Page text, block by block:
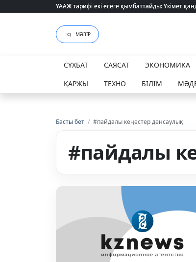
ҮААЖ тарифі екі есеге қымбаттайды: Үкімет
ҮААЖ тарифі екі есеге қымбаттайды: Үкімет
МӘЗІР
СҰХБАТ САЯСАТ ЭКОНОМИКА
ҚАРЖЫ
ТЕХНО БІЛІМ
Басты бет / #пайдалы кеңестер денсаулық
#пайдалы